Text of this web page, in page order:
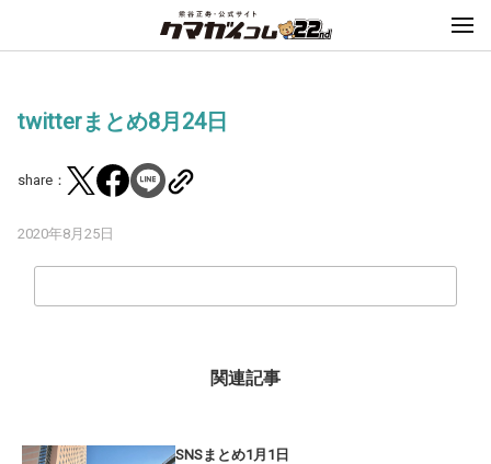
twitterまとめ8月24日
share：
2020年8月25日
関連記事
SNSまとめ1月1日